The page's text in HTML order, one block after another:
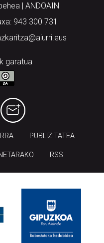
| ANDOAIN
943 300 731
garatua
PUBLIZITATEA
RSS